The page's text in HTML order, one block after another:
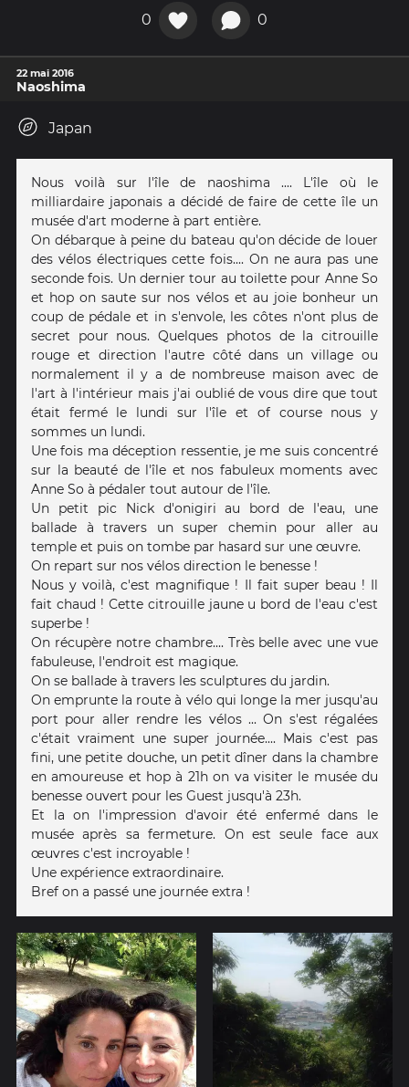
0 0
22 mai 2016
Naoshima
Japan
Nous voilà sur l'île de naoshima .... L'île où le
milliardaire japonais a décidé de faire de cette île un
musée d'art moderne à part entière.
On débarque à peine du bateau qu'on décide de louer
des vélos électriques cette fois.... On ne aura pas une
seconde fois. Un dernier tour au toilette pour Anne So
et hop on saute sur nos vélos et au joie bonheur un
coup de pédale et in s'envole, les côtes n'ont plus de
secret pour nous. Quelques photos de la citrouille
rouge et direction l'autre côté dans un village ou
normalement il y a de nombreuse maison avec de
l'art à l'intérieur mais j'ai oublié de vous dire que tout
était fermé le lundi sur l'île et of course nous y
sommes un lundi.
Une fois ma déception ressentie, je me suis concentré
sur la beauté de l'île et nos fabuleux moments avec
Anne So à pédaler tout autour de l'île.
Un petit pic Nick d'onigiri au bord de l'eau, une
ballade à travers un super chemin pour aller au
temple et puis on tombe par hasard sur une œuvre.
On repart sur nos vélos direction le benesse !
Nous y voilà, c'est magnifique ! Il fait super beau ! Il
fait chaud ! Cette citrouille jaune u bord de l'eau c'est
superbe !
On récupère notre chambre.... Très belle avec une vue
fabuleuse, l'endroit est magique.
On se ballade à travers les sculptures du jardin.
On emprunte la route à vélo qui longe la mer jusqu'au
port pour aller rendre les vélos ... On s'est régalées
c'était vraiment une super journée.... Mais c'est pas
fini, une petite douche, un petit dîner dans la chambre
en amoureuse et hop à 21h on va visiter le musée du
benesse ouvert pour les Guest jusqu'à 23h.
Et la on l'impression d'avoir été enfermé dans le
musée après sa fermeture. On est seule face aux
œuvres c'est incroyable !
Une expérience extraordinaire.
Bref on a passé une journée extra !